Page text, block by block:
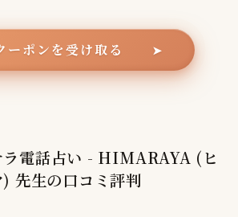
ーポンを受け取る ➤
ラ電話占い - HIMARAYA (ヒ
先生の口コミ評判